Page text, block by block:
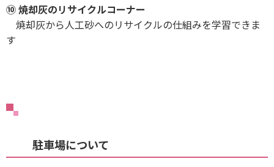
⑩ 焼却灰のリサイクルコーナー
焼却灰から人工砂へのリサイクルの仕組みを学習できま
す
駐車場について